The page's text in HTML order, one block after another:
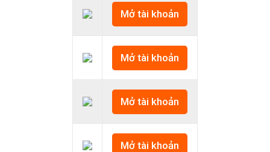
👉𝘔ở 𝘵à𝘪 𝘬𝘩𝘰ả𝘯 𝘵𝘳ê𝘯 𝘴à𝘯 𝘉𝘪𝘯𝘢𝘯𝘤𝘦 𝘯ổ𝘪 𝘵𝘪ế𝘯𝘨:
✅Xem hướng dẫn cách giao dịch Mua – Bán
✅Xem cách mở tài khoản trên sàn Remitano dễ
✅Xem video hướng dẫn cách mua bán tiền điện
Mở tài khoản
Mở tài khoản
Mở tài khoản
Mở tài khoản